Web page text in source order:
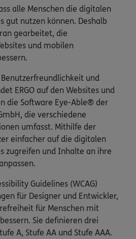
alle Menschen die digitalen
gut nutzen können. Deshalb
gearbeitet, die
und mobilen
und
ERGO auf den Websites und
die Software Eye-Able® der
die verschiedene
umfasst. Mithilfe der
einfacher auf die digitalen
zugreifen und Inhalte an ihre
Guidelines (WCAG)
für Designer und Entwickler,
für Menschen mit
Sie definieren drei
A, Stufe AA und Stufe AAA.